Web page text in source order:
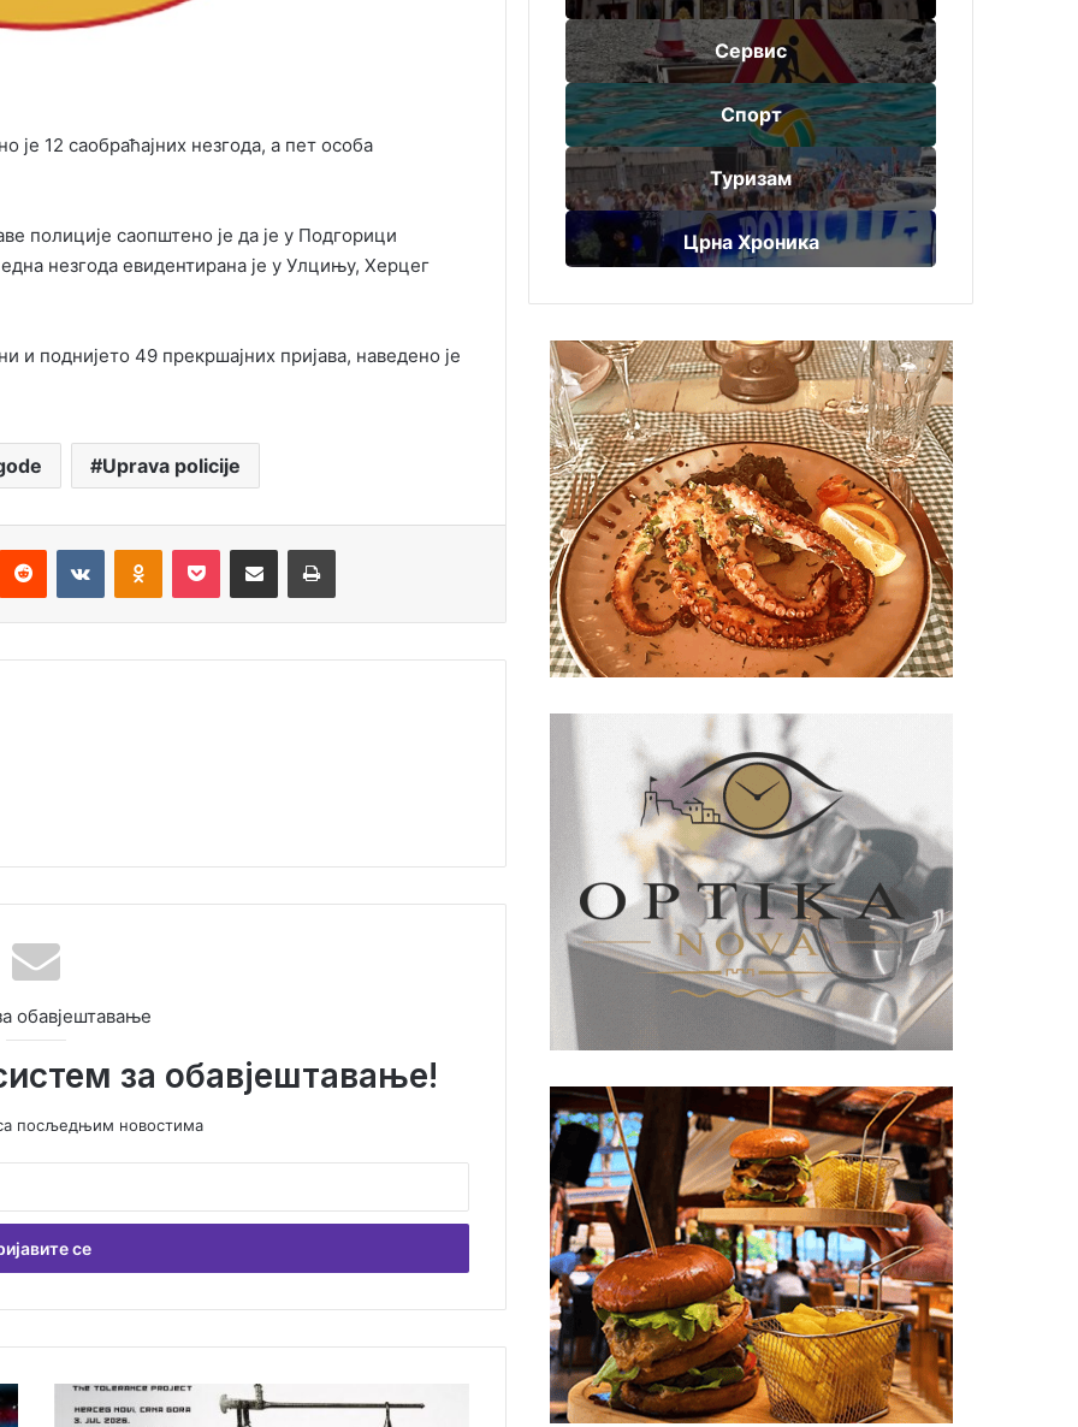
12 саобраћајних незгода, а пет особа
полиције саопштено је да је у Подгорици
незгода евидентирана је у Улцињу, Херцег
и поднијето 49 прекршајних пријава, наведено је
Uprava policije
обавјештавање
за обавјештавање!
посљедњим новостима
Сервис
Спорт
Туризам
Црна Хроника